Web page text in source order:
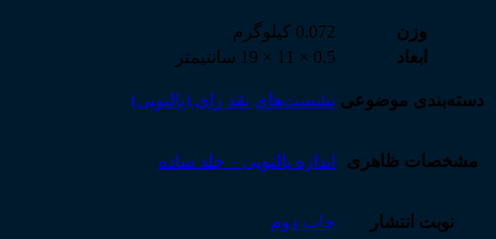
وزن
0.072 کیلوگرم
ابعاد
0.5 × 11 × 19 سانتیمتر
دسته‌بندی موضوعی نشست‌های نقد رای (پالتویی)
مشخصات ظاهری اندازه پالتویی – جلد ساده
نوبت انتشار چاپ دوم